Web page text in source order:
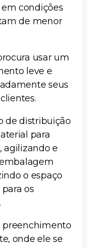
condições
de menor
usar um
leve e
seus
de distribuição
para
agilizando e
o espaço
os
preenchimento
onde ele se